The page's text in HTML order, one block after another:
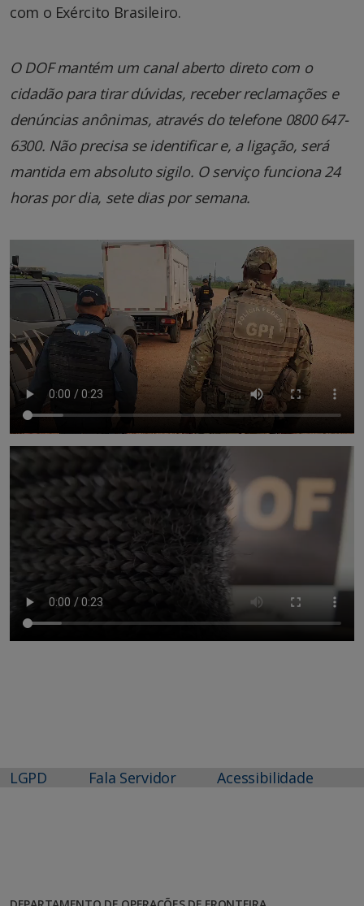
com o Exército Brasileiro.
O DOF mantém um canal aberto direto com o
cidadão para tirar dúvidas, receber reclamações e
denúncias anônimas, através do telefone 0800 647-
6300. Não precisa se identificar e, a ligação, será
mantida em absoluto sigilo. O serviço funciona 24
horas por dia, sete dias por semana.
LGPD Fala Servidor Acessibilidade